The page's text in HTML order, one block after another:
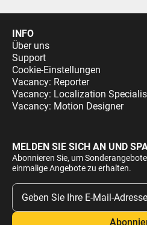
INFO
Über uns
Support
Cookie-Einstellungen
Vacancy: Reporter
Vacancy: Localization
Vacancy: Motion Designer
MELDEN SIE SICH AN UND
Abonnieren Sie, um
einmalige Angebote zu erhalten.